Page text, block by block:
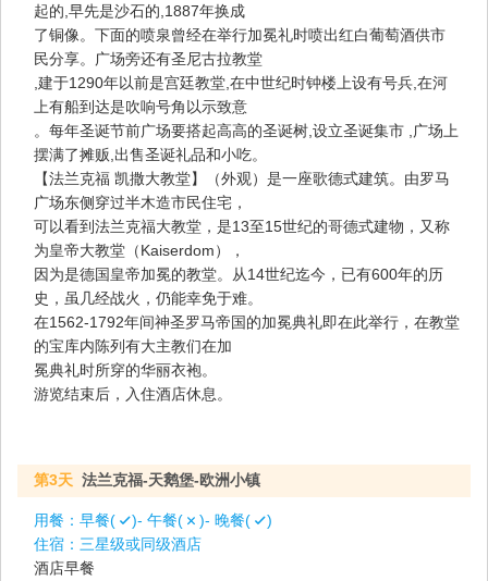
起的,早先是沙石的,1887年换成
了铜像。下面的喷泉曾经在举行加冕礼时喷出红白葡萄酒供市
民分享。广场旁还有圣尼古拉教堂
,建于1290年以前是宫廷教堂,在中世纪时钟楼上设有号兵,在河
上有船到达是吹响号角以示致意
。每年圣诞节前广场要搭起高高的圣诞树,设立圣诞集市 ,广场上
摆满了摊贩,出售圣诞礼品和小吃。
【法兰克福 凯撒大教堂】（外观）是一座歌德式建筑。由罗马
广场东侧穿过半木造市民住宅，
可以看到法兰克福大教堂，是13至15世纪的哥德式建物，又称
为皇帝大教堂（Kaiserdom），
因为是德国皇帝加冕的教堂。从14世纪迄今，已有600年的历
史，虽几经战火，仍能幸免于难。
在1562-1792年间神圣罗马帝国的加冕典礼即在此举行，在教堂
的宝库内陈列有大主教们在加
冕典礼时所穿的华丽衣袍。
游览结束后，入住酒店休息。
第3天 法兰克福-天鹅堡-欧洲小镇
用餐： 早餐( )- 午餐( )- 晚餐(
)
住宿： 三星级或同级酒店
酒店早餐